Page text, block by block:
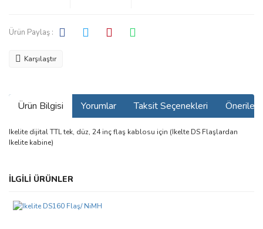
Ürün Paylaş :
Karşılaştır
Ürün Bilgisi Yorumlar Taksit Seçenekleri
Ikelite dijital TTL tek, düz, 24 inç flaş kablosu için (Ikelte DS Flaşlardan
Ikelite kabine)
Bu ürünün fiyat bilgisi, resim, ürün açıklamalarında ve diğer
konularda yetersiz gördüğünüz noktaları öneri formunu kullanarak
Görüş ve önerileriniz için teşekkür ederiz.
İLGİLİ ÜRÜNLER